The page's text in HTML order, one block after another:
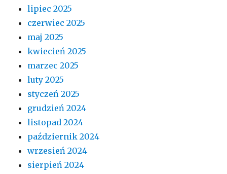
lipiec 2025
czerwiec 2025
maj 2025
kwiecień 2025
marzec 2025
luty 2025
styczeń 2025
grudzień 2024
listopad 2024
październik 2024
wrzesień 2024
sierpień 2024